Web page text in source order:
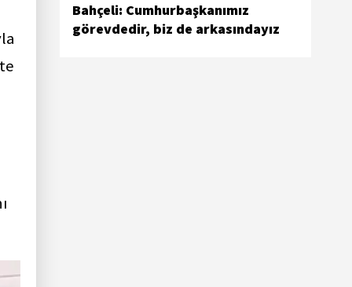
Bahçeli: Cumhurbaşkanımız
görevdedir, biz de arkasındayız